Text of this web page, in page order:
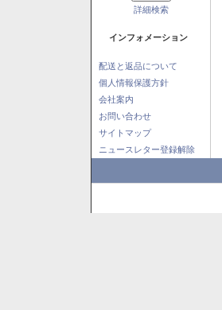
詳細検索
インフォメーション
配送と返品について
個人情報保護方針
会社案内
お問い合わせ
サイトマップ
ニュースレター登録解除